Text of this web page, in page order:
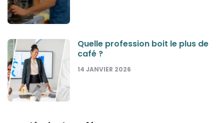
Quelle profession boit le plus de
café ?
14 JANVIER 2026